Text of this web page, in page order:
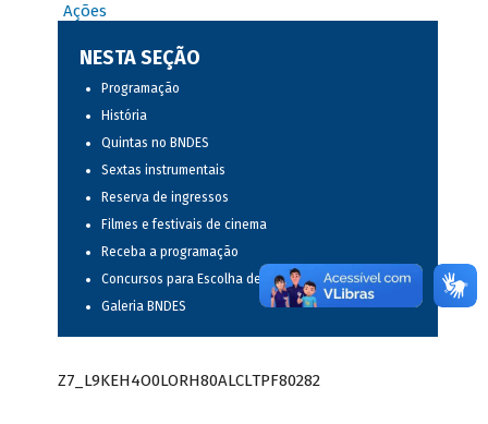
Ações
NESTA SEÇÃO
Programação
História
Quintas no BNDES
Sextas instrumentais
Reserva de ingressos
Filmes e festivais de cinema
Receba a programação
Concursos para Escolha de Espetáculos Musicais
Galeria BNDES
Z7_L9KEH4O0LORH80ALCLTPF80282